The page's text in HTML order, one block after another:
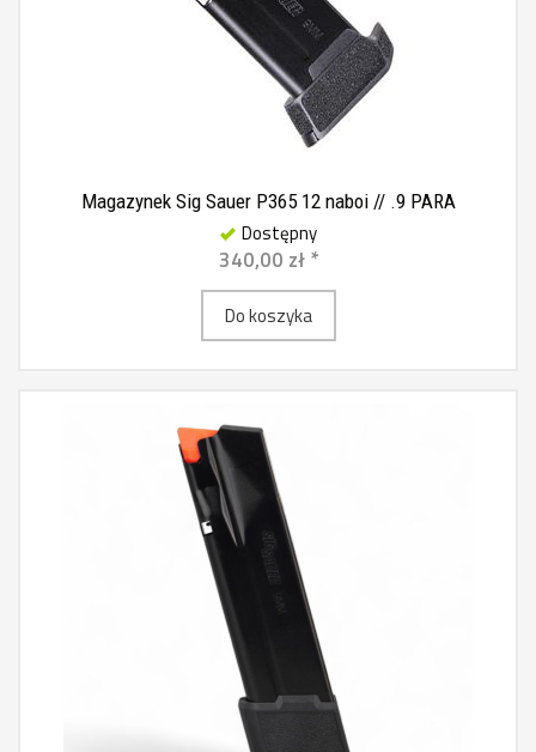
Magazynek Sig Sauer P365 12 naboi // .9 PARA
Dostępny
340,00 zł *
Do koszyka